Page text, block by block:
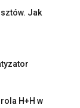
Jak
H+H w